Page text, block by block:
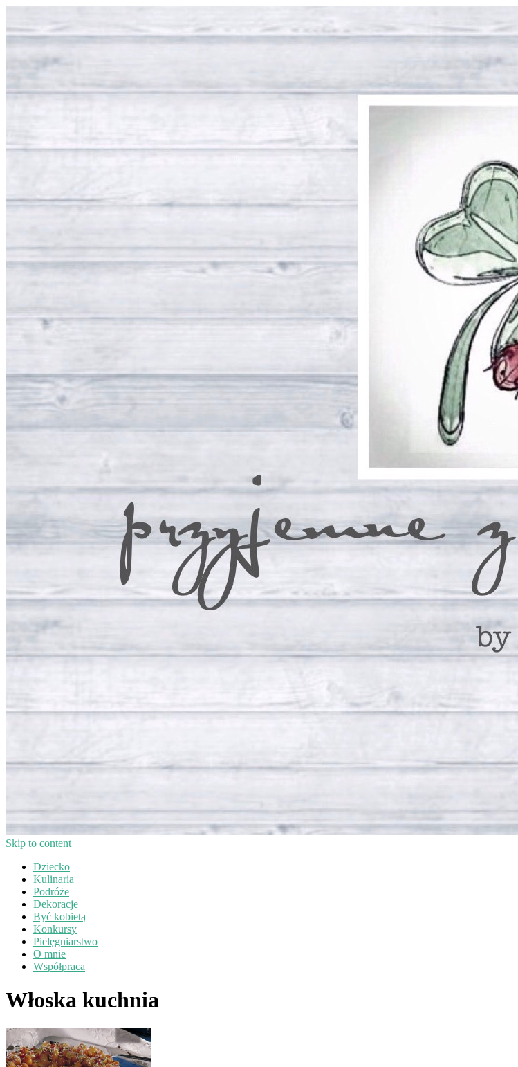
Skip to content
Dziecko
Kulinaria
Podróże
Dekoracje
Być kobietą
Konkursy
Pielęgniarstwo
O mnie
Współpraca
Włoska kuchnia